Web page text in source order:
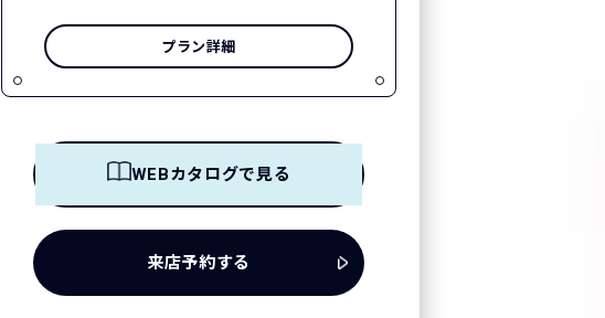
プラン詳細
WEBカタログで見る
来店予約する